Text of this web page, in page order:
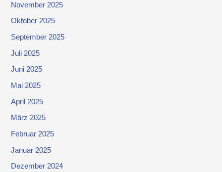
November 2025
Oktober 2025
September 2025
Juli 2025
Juni 2025
Mai 2025
April 2025
März 2025
Februar 2025
Januar 2025
Dezember 2024